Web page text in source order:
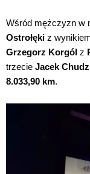
Wśród mężczyzn w
Ostrołęki z
Grzegorz Korgól z
trzecie Jacek
8.033,90 km.